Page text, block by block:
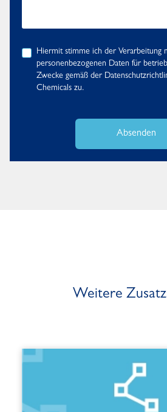
Hiermit stimme ich der Verarbeitung
personenbezogenen Daten für
Zwecke gemäß der
Chemicals zu.
Absenden
Weitere